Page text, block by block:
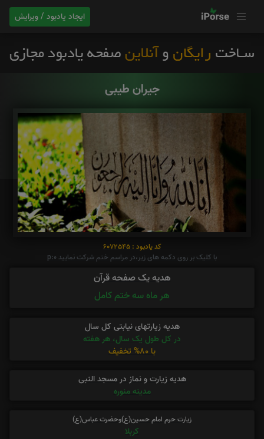
ایجاد یادبود / ویرایش
جیران طیبی
کد یادبود : 6072545
با کلیک بر روی دکمه های زیر،در مراسم ختم شرکت نمایید p:0
هدیه یک صفحه قرآن
هر ماه سه ختم کامل
هدیه زیارتهای نیابتی کل سال
در کل طول یک سال، هر هفته
با 80% تخفیف
هدیه زیارت و نماز در مسجد النبی
مدینه منوره
زیارت حرم امام حسین(ع)وحضرت عباس(ع)
کربلا